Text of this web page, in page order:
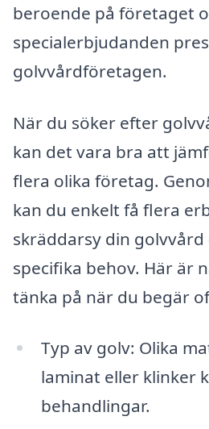
beroende på företaget
specialerbjudanden
golvvårdföretagen.
När du söker efter
kan det vara bra att
flera olika företag.
kan du enkelt få flera
skräddarsy din
specifika behov. Här är
tänka på när du begär
Typ av golv: Olika
laminat eller klinker
behandlingar.